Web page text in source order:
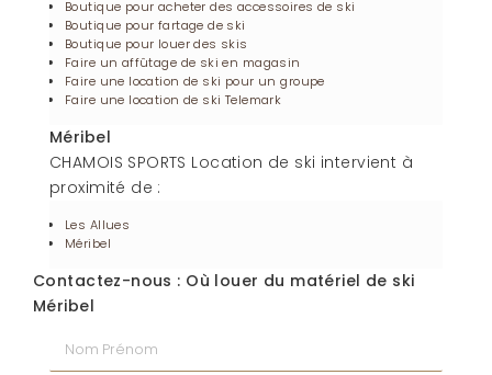
Boutique pour acheter des accessoires de ski
Boutique pour fartage de ski
Boutique pour louer des skis
Faire un affûtage de ski en magasin
Faire une location de ski pour un groupe
Faire une location de ski Telemark
Méribel
CHAMOIS SPORTS Location de ski intervient à
proximité de :
Les Allues
Méribel
Contactez-nous : Où louer du matériel de ski
Méribel
Nom Prénom